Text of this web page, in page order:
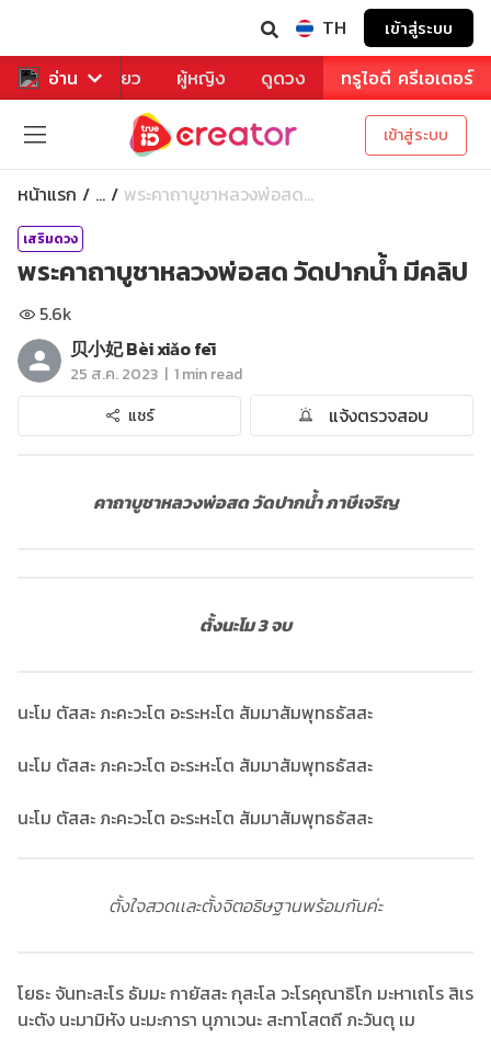
TH เข้าสู่ระบบ
อ่าน
หาร ท่องเที่ยว ผู้หญิง ดูดวง ทรูไอดี ครีเอเตอร์
เข้าสู่ระบบ
หน้าแรก ... พระคาถาบูชาหลวงพ่อสด...
เสริมดวง
พระคาถาบูชาหลวงพ่อสด วัดปากน้ำ มีคลิป
5.6k
贝小妃 Bèi xiǎo fēi
25 ส.ค. 2023 | 1 min read
แชร์
แจ้งตรวจสอบ
คาถาบูชาหลวงพ่อสด วัดปากน้ำ ภาษีเจริญ
ตั้งนะโม 3 จบ
นะโม ตัสสะ ภะคะวะโต อะระหะโต สัมมาสัมพุทธธัสสะ
นะโม ตัสสะ ภะคะวะโต อะระหะโต สัมมาสัมพุทธธัสสะ
นะโม ตัสสะ ภะคะวะโต อะระหะโต สัมมาสัมพุทธธัสสะ
ตั้งใจสวดเเละตั้งจิตอธิษฐานพร้อมกันค่ะ
โยธะ จันทะสะโร ธัมมะ กายัสสะ กุสะโล วะโรคุณาธิโก มะหาเถโร สิเร
นะตัง นะมามิหัง นะมะการา นุภาเวนะ สะทาโสตถี ภะวันตุ เม